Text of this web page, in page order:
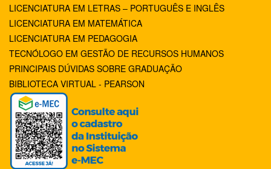
LICENCIATURA EM LETRAS – PORTUGUÊS E INGLÊS
LICENCIATURA EM MATEMÁTICA
LICENCIATURA EM PEDAGOGIA
TECNÓLOGO EM GESTÃO DE RECURSOS HUMANOS
PRINCIPAIS DÚVIDAS SOBRE GRADUAÇÃO
BIBLIOTECA VIRTUAL - PEARSON